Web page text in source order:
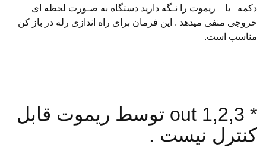
دکمه یا ریموت را نـگه دارید دستگاه به صـورت لحظه ای
خروجی منفی میدهد . این فرمان برای راه اندازی رله در باز کن
مناسب است.
* out 1,2,3 توسط ریموت قابل
کنترل نیست .